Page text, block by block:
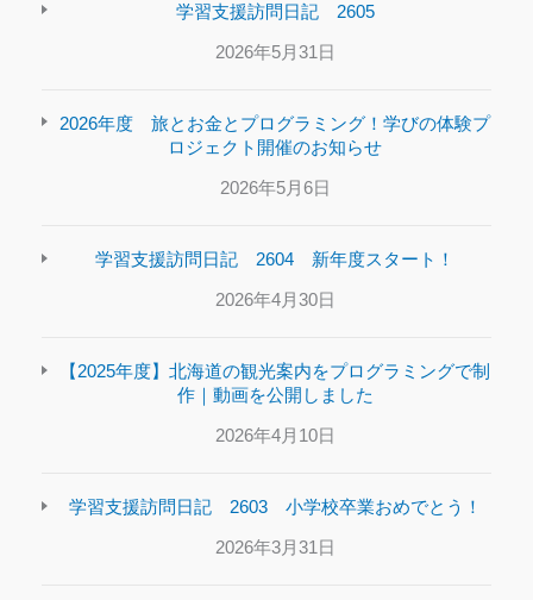
学習支援訪問日記 2605
2026年5月31日
2026年度 旅とお金とプログラミング！学びの体験プ
ロジェクト開催のお知らせ
2026年5月6日
学習支援訪問日記 2604 新年度スタート！
2026年4月30日
【2025年度】北海道の観光案内をプログラミングで制
作｜動画を公開しました
2026年4月10日
学習支援訪問日記 2603 小学校卒業おめでとう！
2026年3月31日